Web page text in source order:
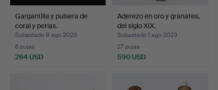
Gargantilla y pulsera de
coral y perlas.
Subastado 8 ago 2023
6 pujas
284 USD
Aderezo en oro y granates,
del siglo XIX.
Subastado 1 ago 2023
27 pujas
590 USD